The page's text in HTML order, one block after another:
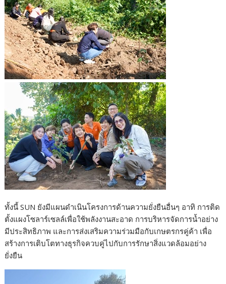
ทั้งนี้ SUN ยังมีแผนดำเนินโครงการด้านความยั่งยืนอื่นๆ อาทิ การติด
ตั้งแผงโซลาร์เซลล์เพื่อใช้พลังงานสะอาด การบริหารจัดการน้ำอย่าง
มีประสิทธิภาพ และการส่งเสริมความร่วมมือกับเกษตรกรคู่ค้า เพื่อ
สร้างการเติบโตทางธุรกิจควบคู่ไปกับการรักษาสิ่งแวดล้อมอย่าง
ยั่งยืน